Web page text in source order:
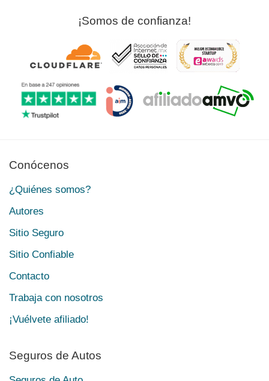
¡Somos de confianza!
Conócenos
¿Quiénes somos?
Autores
Sitio Seguro
Sitio Confiable
Contacto
Trabaja con nosotros
¡Vuélvete afiliado!
Seguros de Autos